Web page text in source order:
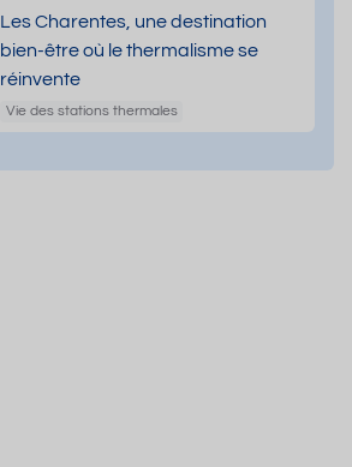
Les Charentes, une destination
bien-être où le thermalisme se
réinvente
Vie des stations thermales